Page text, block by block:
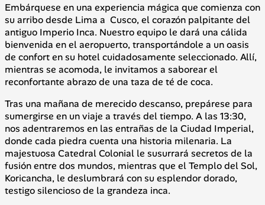
Embárquese en una experiencia mágica que comienza con
su arribo desde Lima a Cusco, el corazón palpitante del
antiguo Imperio Inca. Nuestro equipo le dará una cálida
bienvenida en el aeropuerto, transportándole a un oasis
de confort en su hotel cuidadosamente seleccionado. Allí,
mientras se acomoda, le invitamos a saborear el
reconfortante abrazo de una taza de té de coca.
Tras una mañana de merecido descanso, prepárese para
sumergirse en un viaje a través del tiempo. A las 13:30,
nos adentraremos en las entrañas de la Ciudad Imperial,
donde cada piedra cuenta una historia milenaria. La
majestuosa Catedral Colonial le susurrará secretos de la
fusión entre dos mundos, mientras que el Templo del Sol,
Koricancha, le deslumbrará con su esplendor dorado,
testigo silencioso de la grandeza inca.